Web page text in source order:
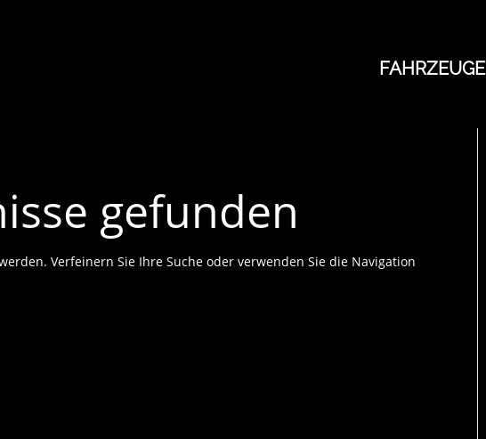
FAHRZEUGE
gefunden
Verfeinern Sie Ihre Suche oder verwenden Sie die Navigation